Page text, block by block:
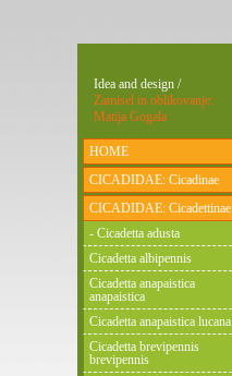
Idea and design /
Zamisel in oblikovanje:
Matija Gogala
HOME
CICADIDAE: Cicadinae
CICADIDAE: Cicadettinae
- Cicadetta adusta
Cicadetta albipennis
Cicadetta anapaistica
anapaistica
Cicadetta anapaistica lucana
Cicadetta brevipennis
brevipennis